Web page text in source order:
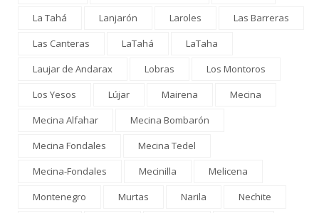
La Tahá
Lanjarón Laroles
Las Barreras
Las Canteras
LaTahá
LaTaha
Laujar de Andarax
Lobras
Los Montoros
Los Yesos
Lújar Mairena
Mecina
Mecina Alfahar
Mecina Bombarón
Mecina Fondales
Mecina Tedel
Mecina-Fondales
Mecinilla
Melicena
Montenegro
Murtas Narila
Nechite